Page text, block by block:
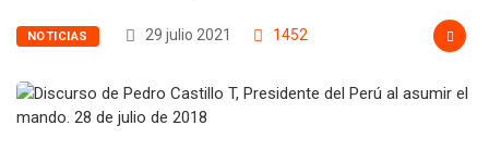
NOTICIAS 29 julio 2021 1452